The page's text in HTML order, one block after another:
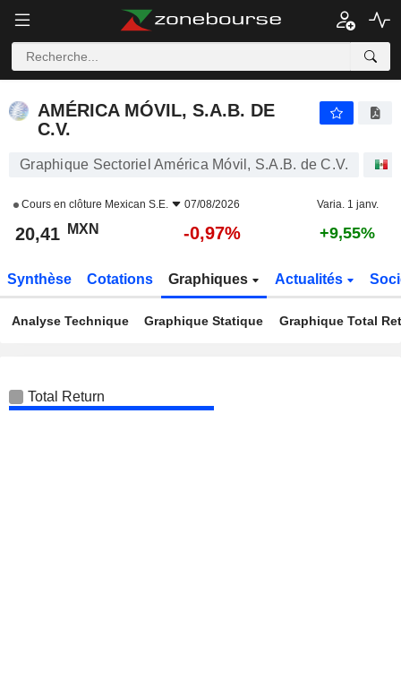
AMÉRICA MÓVIL, S.A.B. DE
C.V.
Graphique Sectoriel América Móvil, S.A.B. de C.V.
Cours en clôture Mexican S.E. 07/08/2026 Varia. 1 janv.
20,41 MXN -0,97% +9,55%
Synthèse Cotations Graphiques Actualités
Analyse Technique Graphique Statique Graphique Total
Total Return